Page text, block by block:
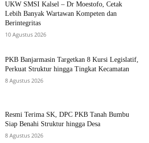
UKW SMSI Kalsel – Dr Moestofo, Cetak
Lebih Banyak Wartawan Kompeten dan
Berintegritas
10 Agustus 2026
PKB Banjarmasin Targetkan 8 Kursi Legislatif,
Perkuat Struktur hingga Tingkat Kecamatan
8 Agustus 2026
Resmi Terima SK, DPC PKB Tanah Bumbu
Siap Benahi Struktur hingga Desa
8 Agustus 2026